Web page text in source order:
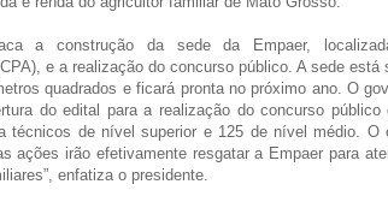
a construção da sede da Empaer,
e a realização do concurso público. A sede está
quadrados e ficará pronta no próximo ano. O
do edital para a realização do concurso público
técnicos de nível superior e 125 de nível médio. O
ações irão efetivamente resgatar a Empaer para
enfatiza o presidente.